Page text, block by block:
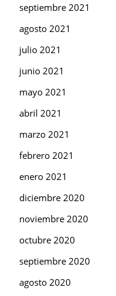
septiembre 2021
agosto 2021
julio 2021
junio 2021
mayo 2021
abril 2021
marzo 2021
febrero 2021
enero 2021
diciembre 2020
noviembre 2020
octubre 2020
septiembre 2020
agosto 2020